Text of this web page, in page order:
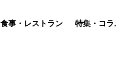
食事・レストラン 特集・コラ